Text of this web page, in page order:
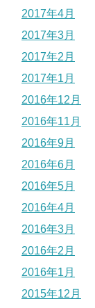
2017年4月
2017年3月
2017年2月
2017年1月
2016年12月
2016年11月
2016年9月
2016年6月
2016年5月
2016年4月
2016年3月
2016年2月
2016年1月
2015年12月